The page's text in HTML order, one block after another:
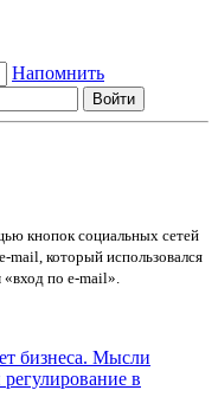
Напомнить
кнопок социальных сетей
mail, который использовался
по e-mail».